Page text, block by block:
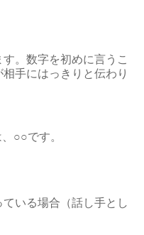
。数字を初めに言うこ
手にはっきりと伝わり
○○です。
いる場合（話し手とし